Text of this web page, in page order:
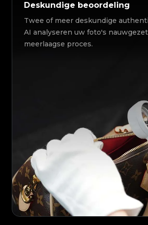
Deskundige beoordeling
Twee of meer deskundige
AI analyseren uw foto's
meerlaagse proces.